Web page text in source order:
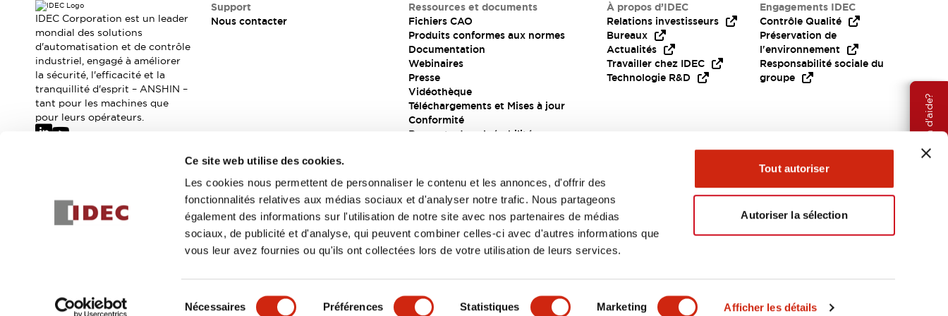
Ce site web utilise des cookies.
Les cookies nous permettent de personnaliser le contenu et les annonces, d'offrir des
fonctionnalités relatives aux médias sociaux et d'analyser notre trafic. Nous partageons
également des informations sur l'utilisation de notre site avec nos partenaires de médias
sociaux, de publicité et d'analyse, qui peuvent combiner celles-ci avec d'autres informations que
vous leur avez fournies ou qu'ils ont collectées lors de votre utilisation de leurs services.
Nécessaires Préférences Statistiques Marketing Afficher les détails
Tout autoriser
Autoriser la sélection
Où acheter
Distributeurs en ligne
Besoin d'aide?
DÉTAILS DU PRODUIT CARACTÉRISTIQUES CLÉS SPÉCIFICATIONS DOCUMENTS ET FICHIERS
IDEC Corporation est un leader
mondial des solutions
d'automatisation et de contrôle
industriel, engagé à améliorer
la sécurité, l'efficacité et la
tranquillité d'esprit – ANSHIN –
tant pour les machines que
pour leurs opérateurs.
Support
Nous contacter
Ressources et documents
Fichiers CAO
Produits conformes aux normes
Documentation
Webinaires
Presse
Vidéothèque
Téléchargements et Mises à jour
Conformité
Rapports de vulnérabilité
À propos d’IDEC
Relations investisseurs
Bureaux
Actualités
Travailler chez IDEC
Technologie R&D
Engagements IDEC
Contrôle Qualité
Préservation de
l'environnement
Responsabilité sociale du
groupe
Inscrivez-vous
Politique de confidentialitéConditions générales EMEA